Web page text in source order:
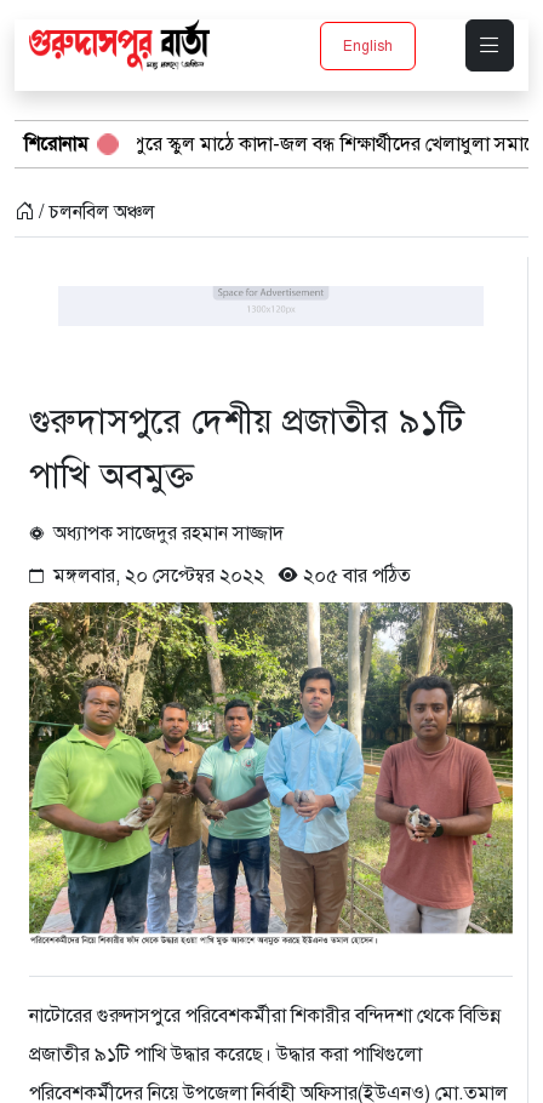
English
শিরোনাম
স্কুল মাঠে কাদা-জল বন্ধ শিক্ষার্থীদের খেলাধুলা সমাবেশ বর্ষার
/ চলনবিল অঞ্চল
গুরুদাসপুরে দেশীয় প্রজাতীর ৯১টি
পাখি অবমুক্ত
অধ্যাপক সাজেদুর রহমান সাজ্জাদ
মঙ্গলবার, ২০ সেপ্টেম্বর ২০২২
২০৫ বার পঠিত
নাটোরের গুরুদাসপুরে পরিবেশকর্মীরা শিকারীর বন্দিদশা থেকে বিভিন্ন
প্রজাতীর ৯১টি পাখি উদ্ধার করেছে। উদ্ধার করা পাখিগুলো
পরিবেশকর্মীদের নিয়ে উপজেলা নির্বাহী অফিসার(ইউএনও) মো.তমাল